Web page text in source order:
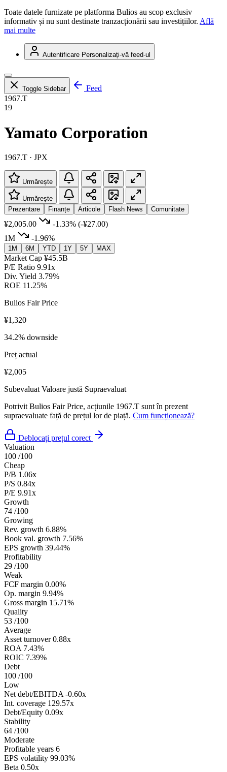
Toate datele furnizate pe platforma Bulios au scop exclusiv
informativ și nu sunt destinate tranzacționării sau investițiilor. Află
mai multe
Autentificare Personalizați-vă feed-ul
Toggle Sidebar
Feed
1967.T
19
Yamato Corporation
1967.T · JPX
Urmărește
Urmărește
Prezentare
Finanțe Articole Flash News Comunitate
¥2,005.00 -1.33% (-¥27.00)
1M
-1.96%
1M 6M YTD 1Y 5Y MAX
Market Cap ¥45.5B
P/E Ratio 9.91x
Div. Yield 3.79%
ROE 11.25%
Bulios Fair Price
¥1,320
34.2% downside
Preț actual
¥2,005
Subevaluat Valoare justă Supraevaluat
Potrivit Bulios Fair Price, acțiunile 1967.T sunt în prezent
supraevaluate față de prețul lor de piață. Cum funcționează?
Deblocați prețul corect
Valuation
100 /100
Cheap
P/B 1.06x
P/S 0.84x
P/E 9.91x
Growth
74 /100
Growing
Rev. growth 6.88%
Book val. growth 7.56%
EPS growth 39.44%
Profitability
29 /100
Weak
FCF margin 0.00%
Op. margin 9.94%
Gross margin 15.71%
Quality
53 /100
Average
Asset turnover 0.88x
ROA 7.43%
ROIC 7.39%
Debt
100 /100
Low
Net debt/EBITDA -0.60x
Int. coverage 129.57x
Debt/Equity 0.09x
Stability
64 /100
Moderate
Profitable years 6
EPS volatility 99.03%
Beta 0.50x